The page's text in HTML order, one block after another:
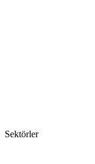
Sektörler